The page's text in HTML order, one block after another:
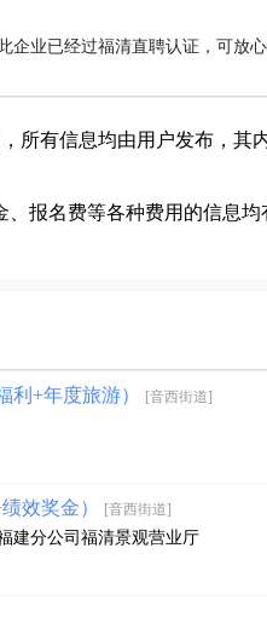
企业已经过福清直聘认证，可放
所有信息均由用户发布，其
、报名费等各种费用的信息
利+年度旅游） [音西街道]
效奖金） [音西街道]
建分公司福清景观营业厅